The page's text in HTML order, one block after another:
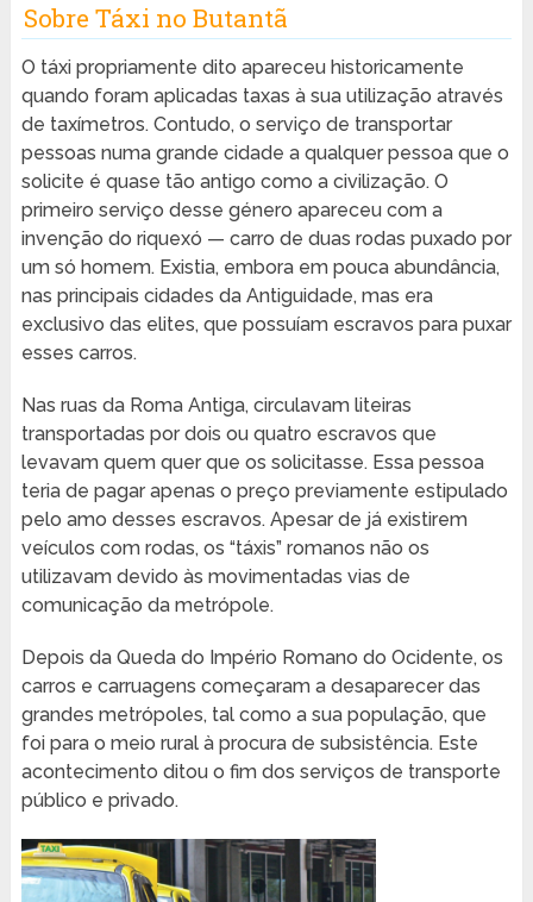
Sobre Táxi no Butantã
O táxi propriamente dito apareceu historicamente
quando foram aplicadas taxas à sua utilização através
de taxímetros. Contudo, o serviço de transportar
pessoas numa grande cidade a qualquer pessoa que o
solicite é quase tão antigo como a civilização. O
primeiro serviço desse género apareceu com a
invenção do riquexó — carro de duas rodas puxado por
um só homem. Existia, embora em pouca abundância,
nas principais cidades da Antiguidade, mas era
exclusivo das elites, que possuíam escravos para puxar
esses carros.
Nas ruas da Roma Antiga, circulavam liteiras
transportadas por dois ou quatro escravos que
levavam quem quer que os solicitasse. Essa pessoa
teria de pagar apenas o preço previamente estipulado
pelo amo desses escravos. Apesar de já existirem
veículos com rodas, os “táxis” romanos não os
utilizavam devido às movimentadas vias de
comunicação da metrópole.
Depois da Queda do Império Romano do Ocidente, os
carros e carruagens começaram a desaparecer das
grandes metrópoles, tal como a sua população, que
foi para o meio rural à procura de subsistência. Este
acontecimento ditou o fim dos serviços de transporte
público e privado.